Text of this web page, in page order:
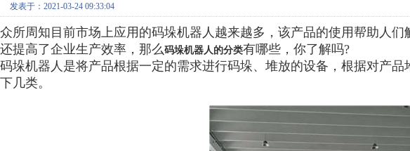
发表于：2021-03-24 09:33:04
众所周知目前市场上应用的码垛机器人越来越多，该产品的使用帮助人
还提高了企业生产效率，那么码垛机器人的分类有哪些，你了解吗?
码垛机器人是将产品根据一定的需求进行码垛、堆放的设备，根据对产
下几类。